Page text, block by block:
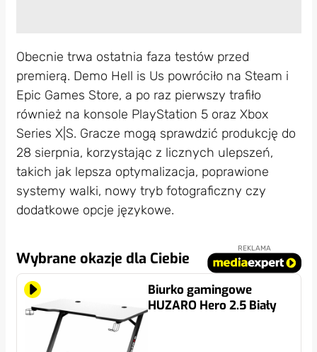
Obecnie trwa ostatnia faza testów przed
premierą. Demo Hell is Us powróciło na Steam i
Epic Games Store, a po raz pierwszy trafiło
również na konsole PlayStation 5 oraz Xbox
Series X|S. Gracze mogą sprawdzić produkcję do
28 sierpnia, korzystając z licznych ulepszeń,
takich jak lepsza optymalizacja, poprawione
systemy walki, nowy tryb fotograficzny czy
dodatkowe opcje językowe.
Wybrane okazje dla Ciebie
REKLAMA
Biurko gamingowe
HUZARO Hero 2.5 Biały